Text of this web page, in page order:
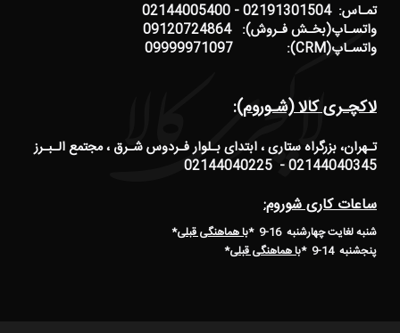
تمـاس: 02191301504 - 02144005400
واتسـاپ(بخـش فـروش): 09120724864
واتسـاپ(CRM): 09999971097
لاکچـری کالا (شـوروم):
تـهران، بزرگراه ستاری ، ابتدای بـلوار فـردوس شـرق ، مجتمع الـبـرز
02144040345 - 02144040225
ساعات کاری شوروم:
شنبه لغایت چهارشنبه 16-9 * با هماهنگی قبلی*
پنجشنبه 14-9
*با هماهنگی قبلی*